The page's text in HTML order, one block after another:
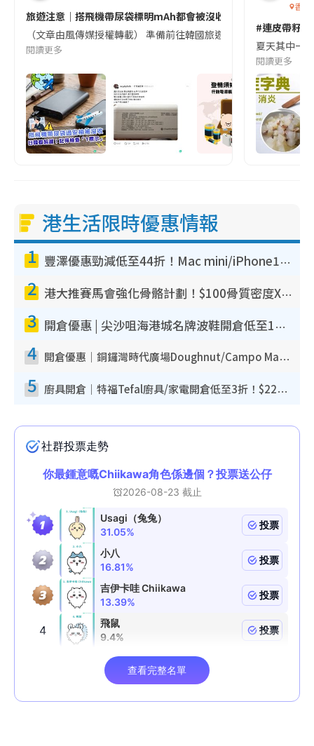
旅遊注意｜搭飛機帶尿袋標明mAh都會被沒收😱出發前切記檢查
（文章由風傳媒授權轉載） 準備前往韓國旅遊的民眾，近期要
閱讀更多
香港
#連皮帶籽
夏天其中一
閱讀更多
港生活限時優惠情報
1 豐澤優惠勁減低至44折！Mac mini/iPhone17Pro大減價！廚房家電$220起
2 港大推賽馬會強化骨骼計劃！$100骨質密度X光檢查 完成免費運動訓練送超市禮券！附參加資格
3 開倉優惠 | 尖沙咀海港城名牌波鞋開倉低至1折！On鞋$899起／Joy&Peace鞋履$98起
4 開倉優惠｜銅鑼灣時代廣場Doughnut/Campo Marzio開倉低至1折！背囊、書包、手袋劈價$200起
5 廚具開倉｜特福Tefal廚具/家電開倉低至3折！$220起買平底鍋/炒鑊/湯煲！電飯煲/吸塵機/燙斗$418起